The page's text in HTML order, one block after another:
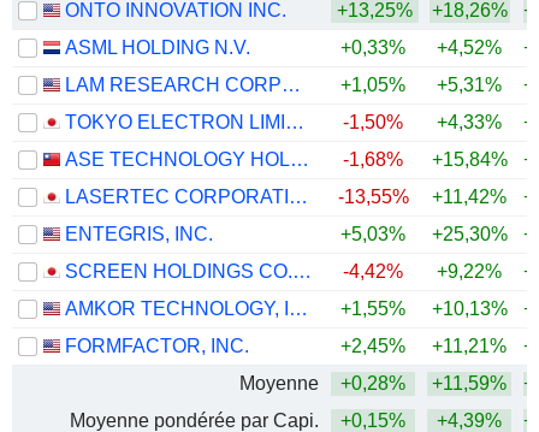
ONTO INNOVATION INC. +13,25% +18,26%
ASML HOLDING N.V.
+0,33% +4,52%
LAM RESEARCH CORPORATION
+1,05% +5,31%
TOKYO ELECTRON LIMITED
-1,50% +4,33%
ASE TECHNOLOGY HOLDING CO., LTD.
-1,68% +15,84%
LASERTEC CORPORATION
-13,55% +11,42%
ENTEGRIS, INC.
+5,03% +25,30%
SCREEN HOLDINGS CO., LTD.
-4,42% +9,22%
AMKOR TECHNOLOGY, INC.
+1,55% +10,13%
FORMFACTOR, INC.
+2,45% +11,21%
Moyenne
+0,28% +11,59%
Moyenne pondérée par Capi.
+0,15% +4,39%